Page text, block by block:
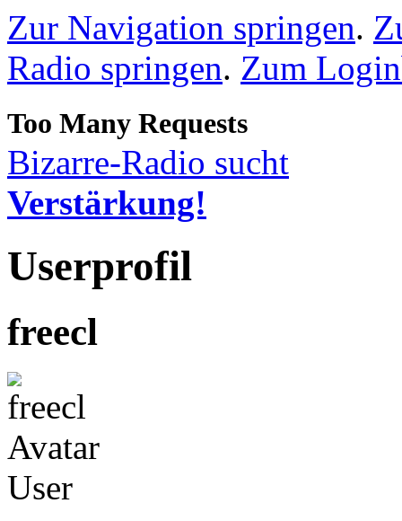
Zur Navigation springen.
Radio springen. Zum
Bizarre-Radio sucht
Verstärkung!
Userprofil
freecl
User